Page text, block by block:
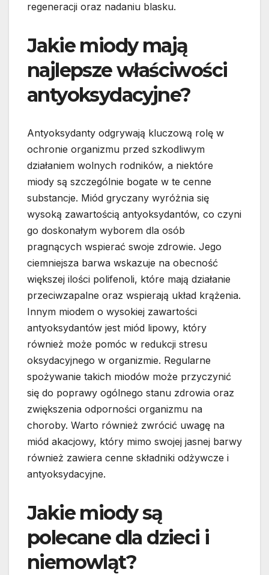
regeneracji oraz nadaniu blasku.
Jakie miody mają
najlepsze właściwości
antyoksydacyjne?
Antyoksydanty odgrywają kluczową rolę w
ochronie organizmu przed szkodliwym
działaniem wolnych rodników, a niektóre
miody są szczególnie bogate w te cenne
substancje. Miód gryczany wyróżnia się
wysoką zawartością antyoksydantów, co czyni
go doskonałym wyborem dla osób
pragnących wspierać swoje zdrowie. Jego
ciemniejsza barwa wskazuje na obecność
większej ilości polifenoli, które mają działanie
przeciwzapalne oraz wspierają układ krążenia.
Innym miodem o wysokiej zawartości
antyoksydantów jest miód lipowy, który
również może pomóc w redukcji stresu
oksydacyjnego w organizmie. Regularne
spożywanie takich miodów może przyczynić
się do poprawy ogólnego stanu zdrowia oraz
zwiększenia odporności organizmu na
choroby. Warto również zwrócić uwagę na
miód akacjowy, który mimo swojej jasnej barwy
również zawiera cenne składniki odżywcze i
antyoksydacyjne.
Jakie miody są
polecane dla dzieci i
niemowląt?